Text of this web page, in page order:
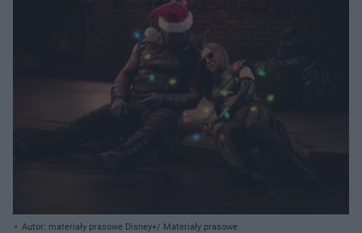
Autor: materiały prasowe Disney+/ Materiały prasowe